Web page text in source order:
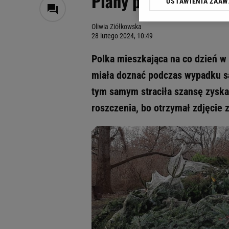
Oliwia Ziółkowska
28 lutego 2024, 10:49
Polka mieszkająca na co dzień
miała doznać podczas wypadku
tym samym straciła szansę
roszczenia, bo otrzymał zdjęcie
Klikając „Akceptuję”
odnośnik „Ustawienia
My, nasi Zaufani
Użycie dokładnych
Przechowywanie
badnie odbiorców i